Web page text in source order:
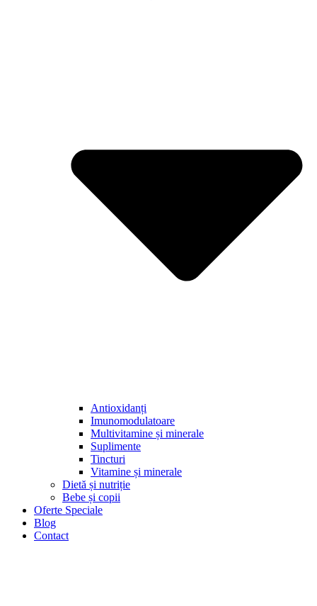
Antioxidanți
Imunomodulatoare
Multivitamine și minerale
Suplimente
Tincturi
Vitamine și minerale
Dietă și nutriție
Bebe și copii
Oferte Speciale
Blog
Contact